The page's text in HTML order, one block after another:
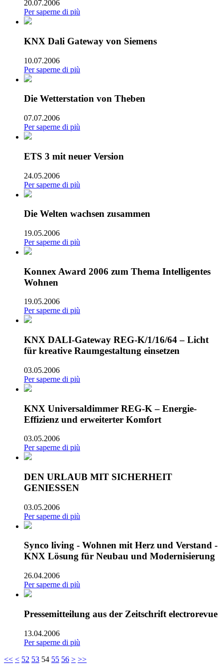
20.07.2006
Per saperne di più
KNX Dali Gateway von Siemens
10.07.2006
Per saperne di più
Die Wetterstation von Theben
07.07.2006
Per saperne di più
ETS 3 mit neuer Version
24.05.2006
Per saperne di più
Die Welten wachsen zusammen
19.05.2006
Per saperne di più
Konnex Award 2006 zum Thema Intelligentes
Wohnen
19.05.2006
Per saperne di più
KNX DALI-Gateway REG-K/1/16/64 – Licht
für kreative Raumgestaltung einsetzen
03.05.2006
Per saperne di più
KNX Universaldimmer REG-K – Energie-
Effizienz und erweiterter Komfort
03.05.2006
Per saperne di più
DEN URLAUB MIT SICHERHEIT
GENIESSEN
03.05.2006
Per saperne di più
Synco living - Wohnen mit Herz und Verstand -
KNX Lösung für Neubau und Modernisierung
26.04.2006
Per saperne di più
Pressemitteilung aus der Zeitschrift electrorevue
13.04.2006
Per saperne di più
<< < 52 53 54 55 56 > >>